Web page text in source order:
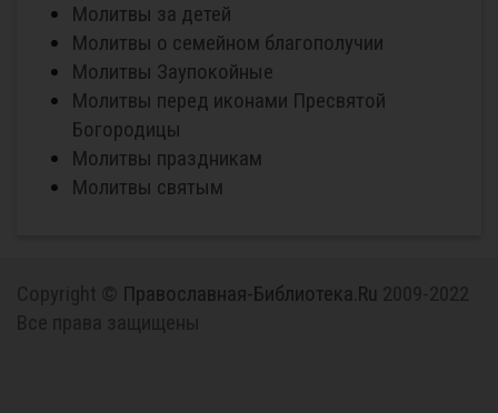
Молитвы за детей
Молитвы о семейном благополучии
Молитвы Заупокойные
Молитвы перед иконами Пресвятой
Богородицы
Молитвы праздникам
Молитвы святым
Православная-Библиотека.Ru